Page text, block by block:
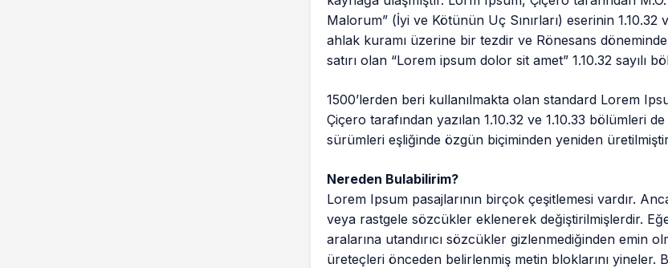
Malorum” (İyi ve Kötünün Uç Sınırları) eserinin 1.10.32
ahlak kuramı üzerine bir tezdir ve Rönesans
satırı olan “Lorem ipsum dolor sit amet” 1.10.32 sayılı
1500’lerden beri kullanılmakta olan standard Lorem
Çiçero tarafından yazılan 1.10.32 ve 1.10.33 bölümleri
sürümleri eşliğinde özgün biçiminden yeniden
Nereden Bulabilirim?
Lorem Ipsum pasajlarının birçok çeşitlemesi vardır.
veya rastgele sözcükler eklenerek değiştirilmişlerdir.
aralarına utandırıcı sözcükler gizlenmediğinden emin
üreteçleri önceden belirlenmiş metin bloklarını